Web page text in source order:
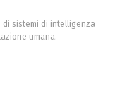
di sistemi di intelligenza
umana.